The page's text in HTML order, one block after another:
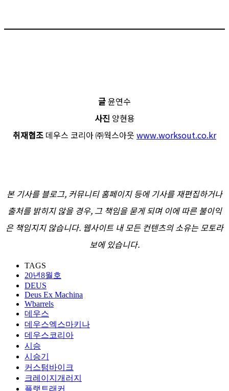
글윤연수
사진 양현용
취재협조 데우스 코리아 ㈜웍스아웃 www.worksout.co.kr
본 기사를 블로그, 커뮤니티 홈페이지 등에 기사를 재편집하거나
출처를 밝히지 않을 경우, 그 책임을 묻게 되며 이에 따른 불이익
은 책임지지 않습니다. 웹사이트 내 모든 컨텐츠의 소유는 모토라
보에 있습니다.
TAGS
20년8월호
DEUS
Deus Ex Machina
Wbarrels
데우스
데우스엑스마키나
데우스코리아
시승
시승기
커스텀바이크
크레이지개러지
플랫트래커